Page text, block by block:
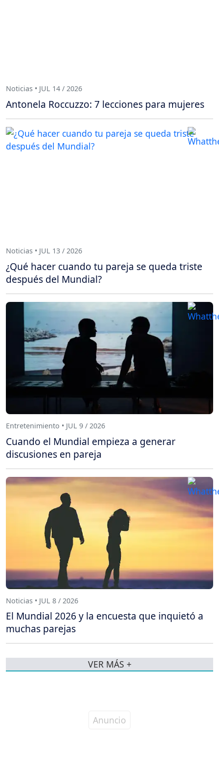
Noticias • JUL 14 / 2026
Antonela Roccuzzo: 7 lecciones para mujeres
Noticias • JUL 13 / 2026
¿Qué hacer cuando tu pareja se queda triste
después del Mundial?
Entretenimiento • JUL 9 / 2026
Cuando el Mundial empieza a generar
discusiones en pareja
Noticias • JUL 8 / 2026
El Mundial 2026 y la encuesta que inquietó a
muchas parejas
VER MÁS +